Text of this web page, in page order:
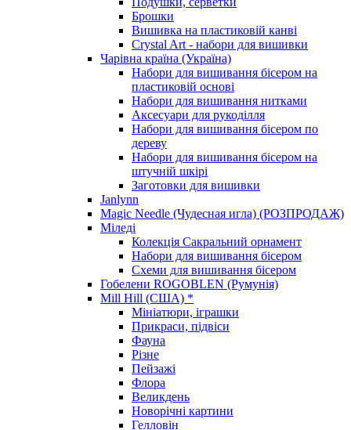
Брошки
Вишивка на пластиковій канві
Crystal Art - набори для вишивки
Чарівна країна (Україна)
Набори для вишивання бісером на
пластиковій основі
Набори для вишивання нитками
Аксесуари для рукоділля
Набори для вишивання бісером по
дереву
Набори для вишивання бісером на
штучній шкірі
Заготовки для вишивки
Janlynn
Magic Needle (Чудесная игла) (РОЗПРОДАЖ)
Міледі
Колекція Сакральний орнамент
Набори для вишивання бісером
Схеми для вишивання бісером
Гобелени ROGOBLEN (Румунія)
Mill Hill (США) *
Мініатюри, іграшки
Прикраси, підвіси
Фауна
Різне
Пейзажі
Флора
Великдень
Новорічні картини
Гелловін